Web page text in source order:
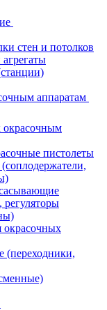
стен и потолков
аппаратам
пистолеты
окрасочных
(переходники,